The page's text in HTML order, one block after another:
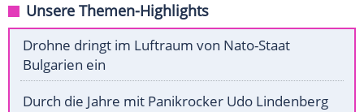
Unsere Themen-Highlights
Drohne dringt im Luftraum von Nato-Staat
Bulgarien ein
Durch die Jahre mit Panikrocker Udo Lindenberg